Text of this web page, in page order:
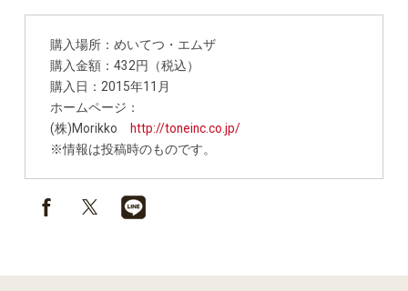
購入場所：めいてつ・エムザ
購入金額：432円（税込）
購入日：2015年11月
ホームページ：
(株)Morikko
http://toneinc.co.jp/
※情報は投稿時のものです。